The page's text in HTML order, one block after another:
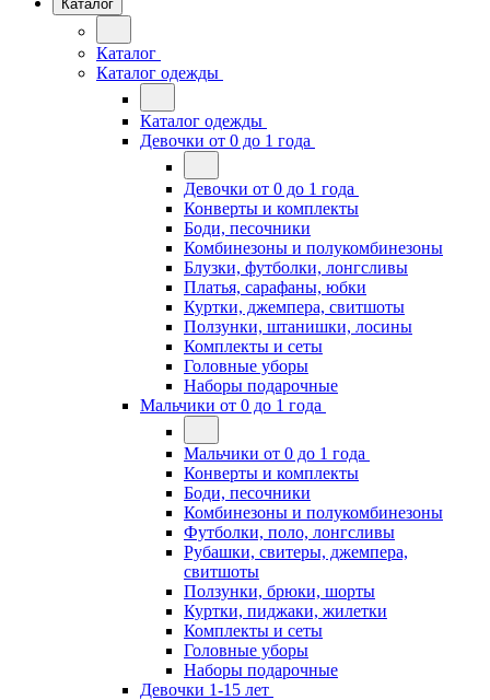
Каталог
Каталог
Каталог одежды
Каталог одежды
Девочки от 0 до 1 года
Девочки от 0 до 1 года
Конверты и комплекты
Боди, песочники
Комбинезоны и полукомбинезоны
Блузки, футболки, лонгсливы
Платья, сарафаны, юбки
Куртки, джемпера, свитшоты
Ползунки, штанишки, лосины
Комплекты и сеты
Головные уборы
Наборы подарочные
Мальчики от 0 до 1 года
Мальчики от 0 до 1 года
Конверты и комплекты
Боди, песочники
Комбинезоны и полукомбинезоны
Футболки, поло, лонгсливы
Рубашки, свитеры, джемпера,
свитшоты
Ползунки, брюки, шорты
Куртки, пиджаки, жилетки
Комплекты и сеты
Головные уборы
Наборы подарочные
Девочки 1-15 лет